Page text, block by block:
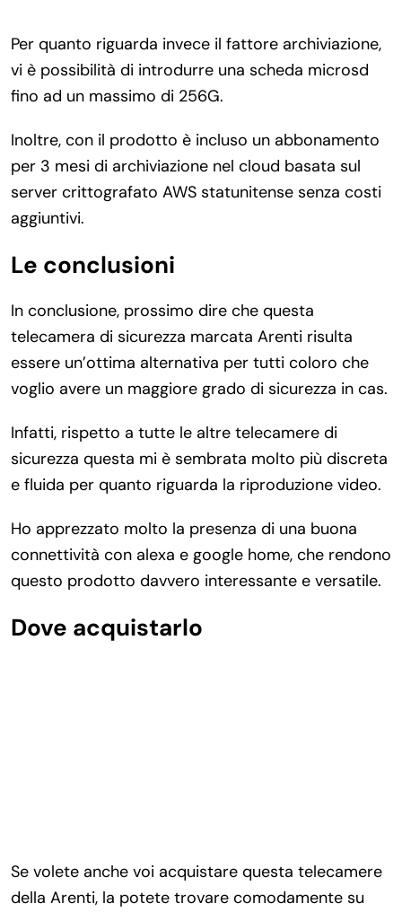
Per quanto riguarda invece il fattore archiviazione,
vi è possibilità di introdurre una scheda microsd
fino ad un massimo di 256G.
Inoltre, con il prodotto è incluso un abbonamento
per 3 mesi di archiviazione nel cloud basata sul
server crittografato AWS statunitense senza costi
aggiuntivi.
Le conclusioni
In conclusione, prossimo dire che questa
telecamera di sicurezza marcata Arenti risulta
essere un’ottima alternativa per tutti coloro che
voglio avere un maggiore grado di sicurezza in cas.
Infatti, rispetto a tutte le altre telecamere di
sicurezza questa mi è sembrata molto più discreta
e fluida per quanto riguarda la riproduzione video.
Ho apprezzato molto la presenza di una buona
connettività con alexa e google home, che rendono
questo prodotto davvero interessante e versatile.
Dove acquistarlo
Se volete anche voi acquistare questa telecamere
della Arenti, la potete trovare comodamente su